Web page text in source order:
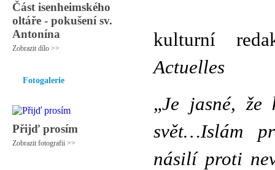
Část isenheimského
oltáře - pokušení sv.
Antonína
Zobrazit dílo >>
Fotogalerie
Přijď prosím
Zobrazit fotografii >>
kulturní
Actuelles
„Je jasné, že
svět…Islám
násilí proti